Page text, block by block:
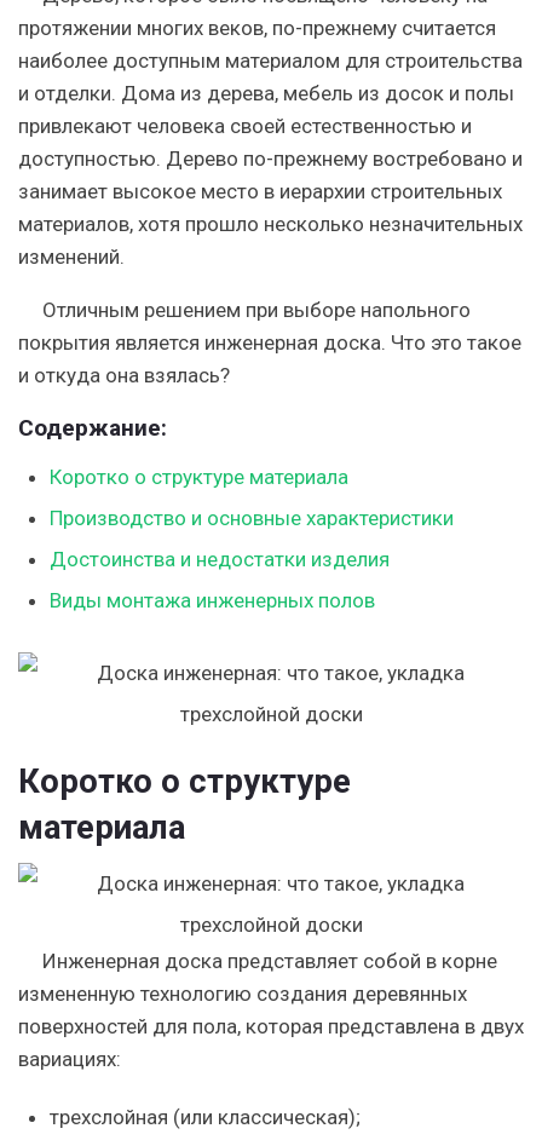
протяжении многих веков, по-прежнему считается
наиболее доступным материалом для строительства
и отделки. Дома из дерева, мебель из досок и полы
привлекают человека своей естественностью и
доступностью. Дерево по-прежнему востребовано и
занимает высокое место в иерархии строительных
материалов, хотя прошло несколько незначительных
изменений.
Отличным решением при выборе напольного
покрытия является инженерная доска. Что это такое
и откуда она взялась?
Содержание:
Коротко о структуре материала
Производство и основные характеристики
Достоинства и недостатки изделия
Виды монтажа инженерных полов
Коротко о структуре
материала
Инженерная доска представляет собой в корне
измененную технологию создания деревянных
поверхностей для пола, которая представлена в двух
вариациях:
трехслойная (или классическая);